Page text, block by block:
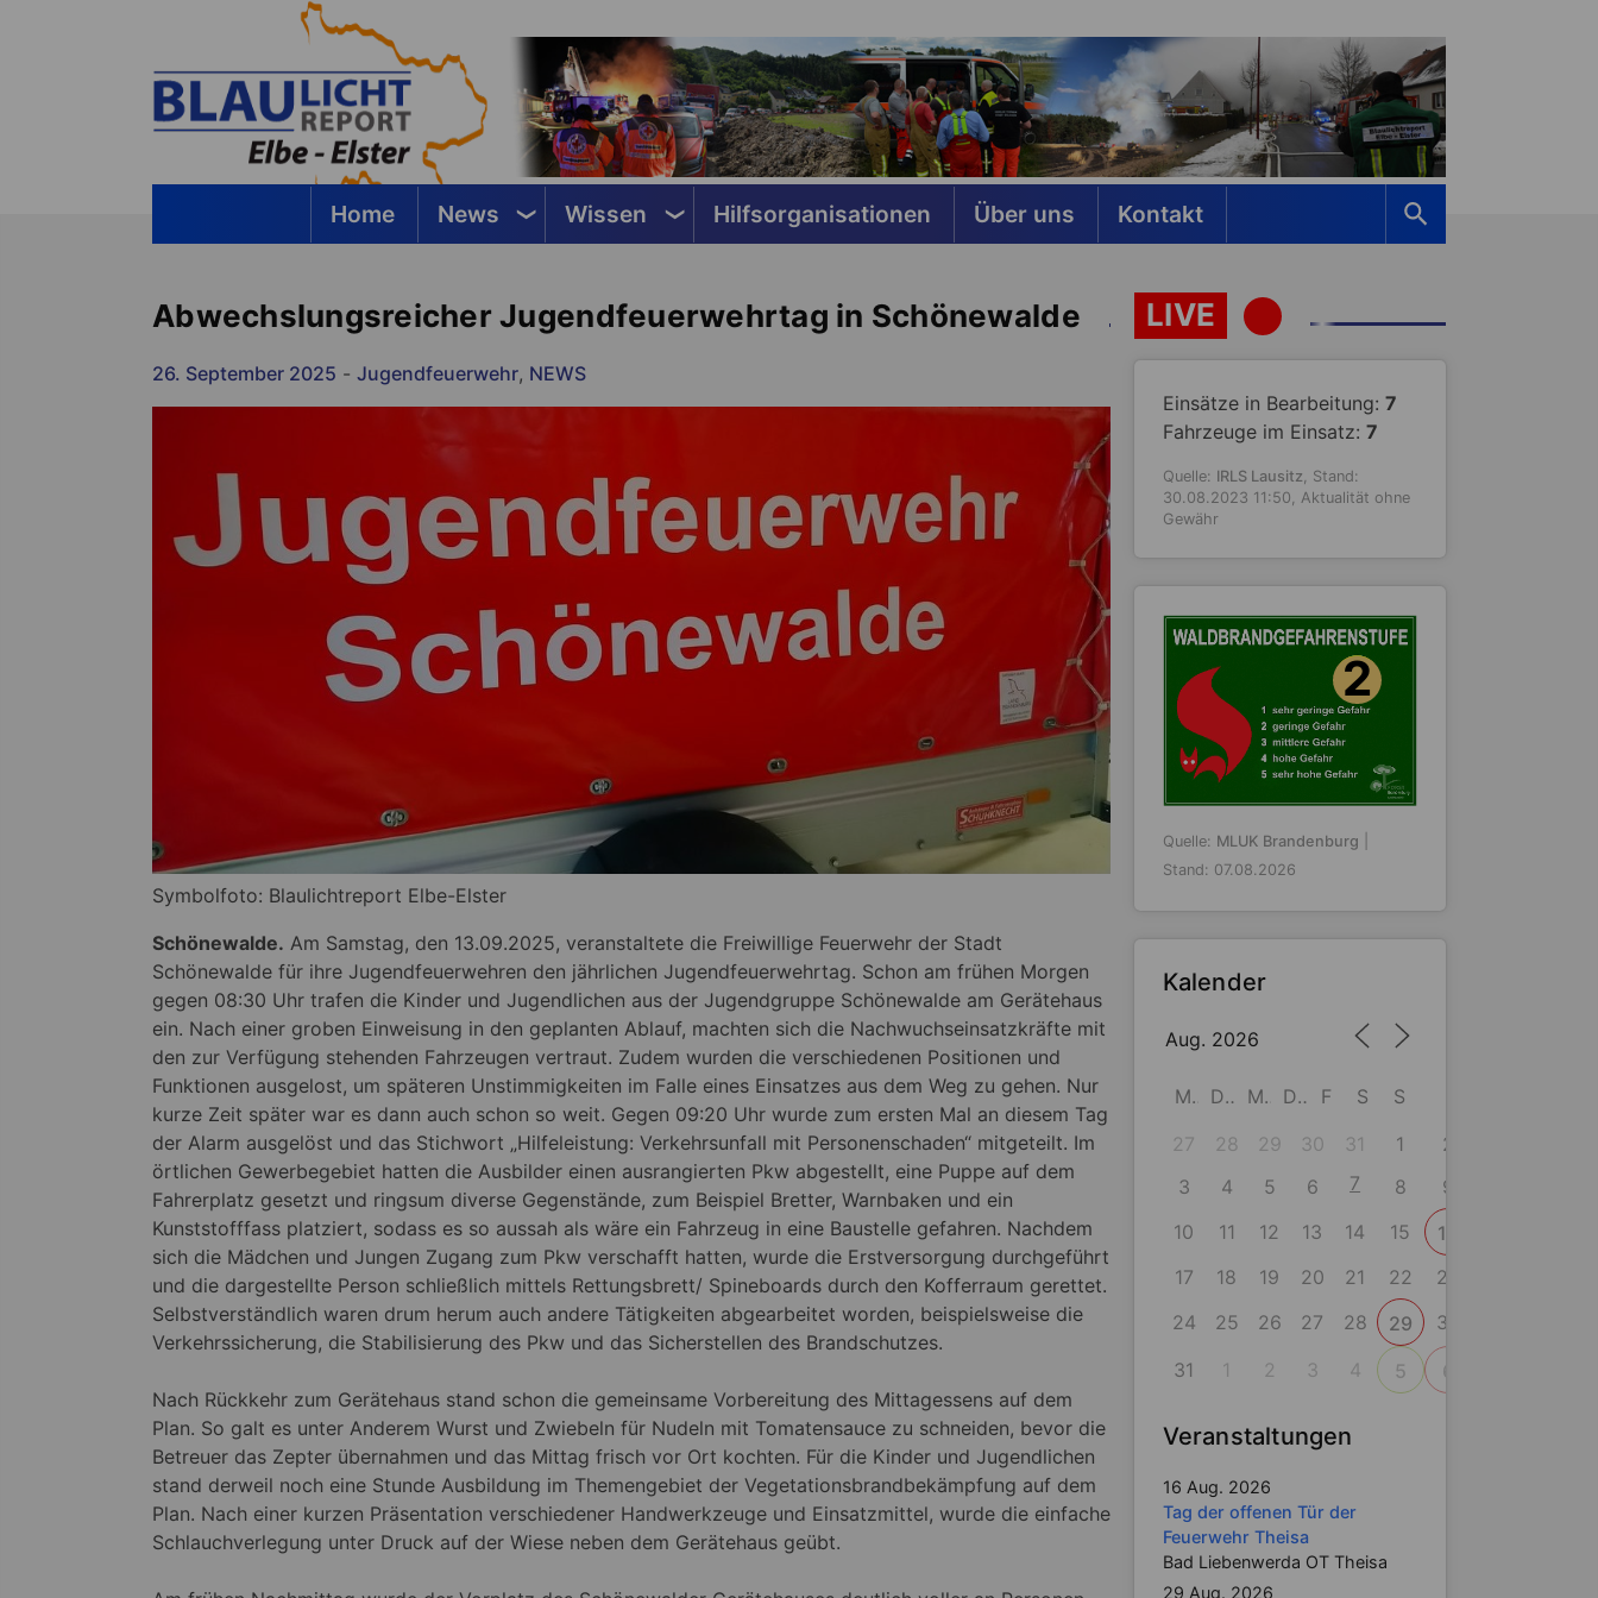
Home News Wissen Hilfsorganisationen Über uns Kontakt
Abwechslungsreicher Jugendfeuerwehrtag in Schönewalde
26. September 2025 - Jugendfeuerwehr, NEWS
Symbolfoto: Blaulichtreport Elbe-Elster
Schönewalde. Am Samstag, den 13.09.2025, veranstaltete die Freiwillige Feuerwehr der Stadt
Schönewalde für ihre Jugendfeuerwehren den jährlichen Jugendfeuerwehrtag. Schon am frühen Morgen
gegen 08:30 Uhr trafen die Kinder und Jugendlichen aus der Jugendgruppe Schönewalde am Gerätehaus
ein. Nach einer groben Einweisung in den geplanten Ablauf, machten sich die Nachwuchseinsatzkräfte mit
den zur Verfügung stehenden Fahrzeugen vertraut. Zudem wurden die verschiedenen Positionen und
Funktionen ausgelost, um späteren Unstimmigkeiten im Falle eines Einsatzes aus dem Weg zu gehen. Nur
kurze Zeit später war es dann auch schon so weit. Gegen 09:20 Uhr wurde zum ersten Mal an diesem Tag
der Alarm ausgelöst und das Stichwort „Hilfeleistung: Verkehrsunfall mit Personenschaden“ mitgeteilt. Im
örtlichen Gewerbegebiet hatten die Ausbilder einen ausrangierten Pkw abgestellt, eine Puppe auf dem
Fahrerplatz gesetzt und ringsum diverse Gegenstände, zum Beispiel Bretter, Warnbaken und ein
Kunststofffass platziert, sodass es so aussah als wäre ein Fahrzeug in eine Baustelle gefahren. Nachdem
sich die Mädchen und Jungen Zugang zum Pkw verschafft hatten, wurde die Erstversorgung durchgeführt
und die dargestellte Person schließlich mittels Rettungsbrett/ Spineboards durch den Kofferraum gerettet.
Selbstverständlich waren drum herum auch andere Tätigkeiten abgearbeitet worden, beispielsweise die
Verkehrssicherung, die Stabilisierung des Pkw und das Sicherstellen des Brandschutzes.
Nach Rückkehr zum Gerätehaus stand schon die gemeinsame Vorbereitung des Mittagessens auf dem
Plan. So galt es unter Anderem Wurst und Zwiebeln für Nudeln mit Tomatensauce zu schneiden, bevor die
Betreuer das Zepter übernahmen und das Mittag frisch vor Ort kochten. Für die Kinder und Jugendlichen
stand derweil noch eine Stunde Ausbildung im Themengebiet der Vegetationsbrandbekämpfung auf dem
Plan. Nach einer kurzen Präsentation verschiedener Handwerkzeuge und Einsatzmittel, wurde die einfache
Schlauchverlegung unter Druck auf der Wiese neben dem Gerätehaus geübt.
LIVE
Einsätze in Bearbeitung: 7
Fahrzeuge im Einsatz: 7
Quelle: IRLS Lausitz, Stand:
30.08.2023 11:50, Aktualität ohne
Gewähr
2
Quelle: MLUK Brandenburg
Stand: 07.08.2026
Kalender
Aug. 2026
M D M D F S
S
27
28 29 30 31 1
2
3
4 5 6 7 8
9
10
11 12 13 14 15
16
17
18 19 20 21 22
23
24
25 26 27 28 29
30
31
1 2 3 4 5 6
Veranstaltungen
16 Aug. 2026
Tag der offenen Tür der
Feuerwehr Theisa
Bad Liebenwerda OT Theisa
29 Aug. 2026